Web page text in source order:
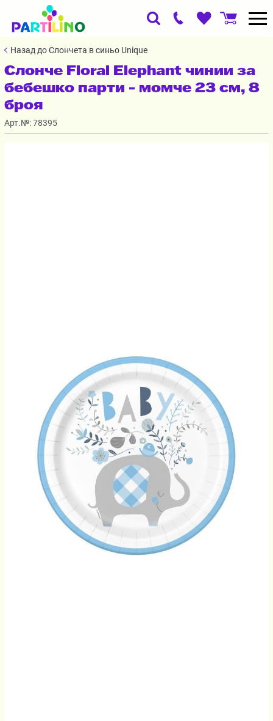
Назад до Слончета в синьо Unique
Слонче Floral Elephant чинии за
бебешко парти - момче 23 см, 8
броя
Арт.№:78395